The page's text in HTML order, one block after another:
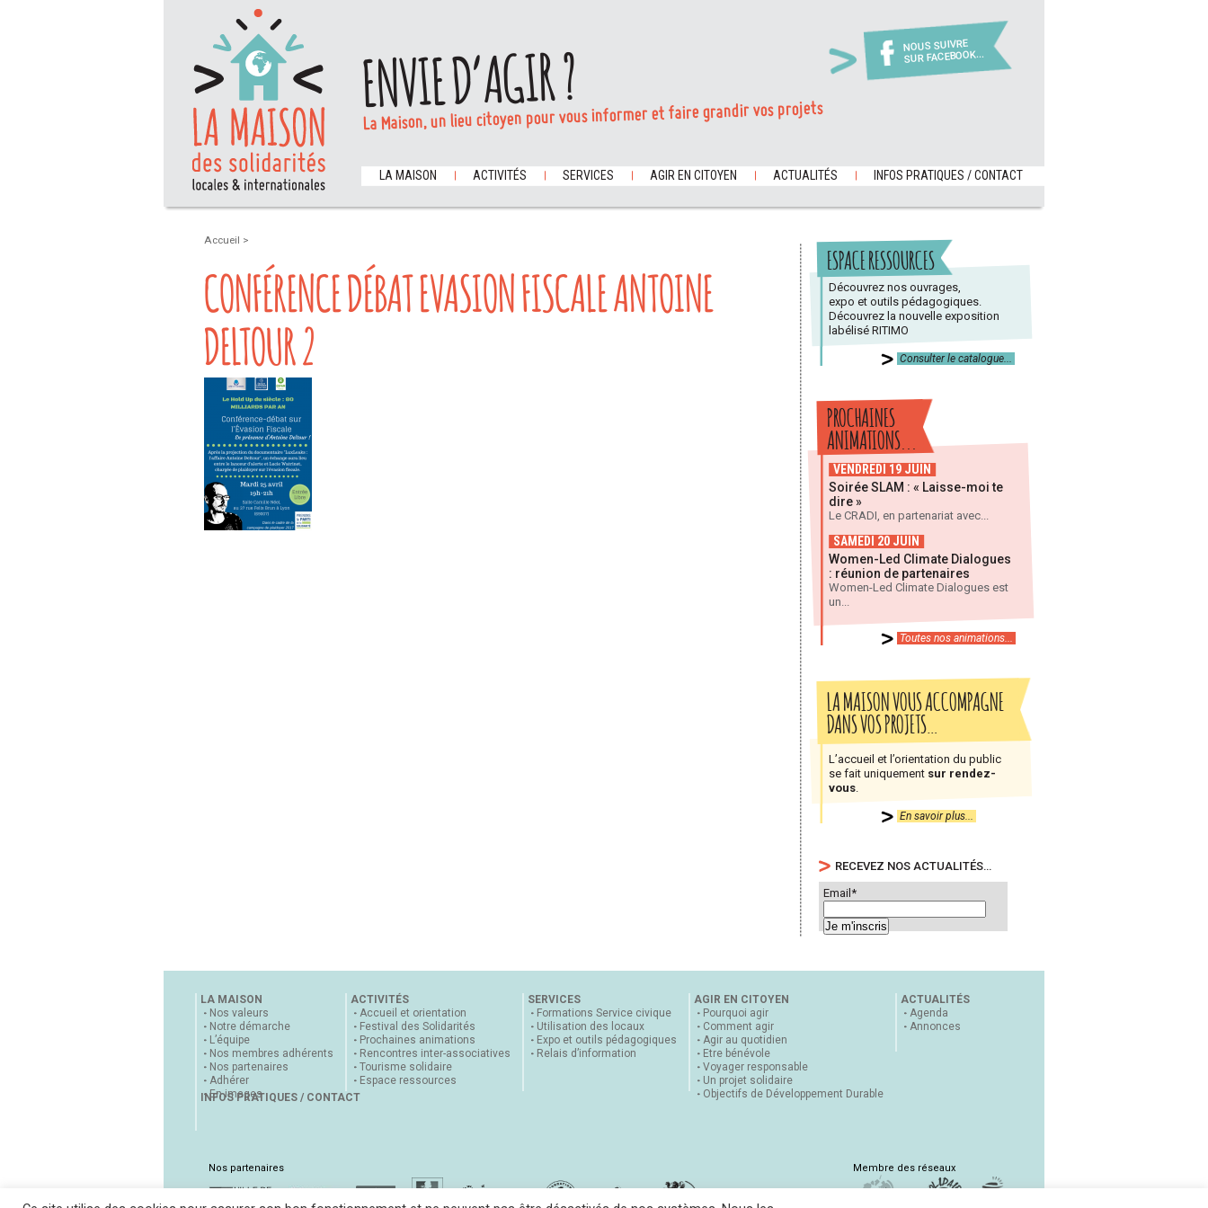
NOUS SUIVRE
SUR FACEBOOK...
ENVIE D’AGIR ?
La Maison, un lieu citoyen pour vous informer et faire grandir vos projets
LA MAISON ACTIVITÉS SERVICES AGIR EN CITOYEN ACTUALITÉS INFOS PRATIQUES / CONTACT
Accueil >
CONFÉRENCE DÉBAT EVASION FISCALE ANTOINE
DELTOUR 2
ESPACE RESSOURCES
Découvrez nos ouvrages,
expo et outils pédagogiques.
Découvrez la nouvelle exposition
labélisé RITIMO
Consulter le catalogue...
PROCHAINES
ANIMATIONS...
VENDREDI 19 JUIN
Soirée SLAM : « Laisse-moi te
dire »
Le CRADI, en partenariat avec...
SAMEDI 20 JUIN
Women-Led Climate Dialogues
: réunion de partenaires
Women-Led Climate Dialogues est
un...
Toutes nos animations...
LA MAISON VOUS ACCOMPAGNE
DANS VOS PROJETS…
L’accueil et l’orientation du public
se fait uniquement sur rendez-
vous
En savoir plus...
RECEVEZ NOS ACTUALITÉS…
Email*
LA MAISON
Nos valeurs
Notre démarche
L’équipe
Nos membres adhérents
Nos partenaires
Adhérer
En images
ACTIVITÉS
Accueil et orientation
Festival des Solidarités
Prochaines animations
Rencontres inter-associatives
Tourisme solidaire
Espace ressources
SERVICES
Formations Service civique
Utilisation des locaux
Expo et outils pédagogiques
Relais d’information
AGIR EN CITOYEN
Pourquoi agir
Comment agir
Agir au quotidien
Etre bénévole
Voyager responsable
Un projet solidaire
Objectifs de Développement Durable
ACTUALITÉS
Agenda
Annonces
INFOS PRATIQUES / CONTACT
Nos partenaires Membre des réseaux